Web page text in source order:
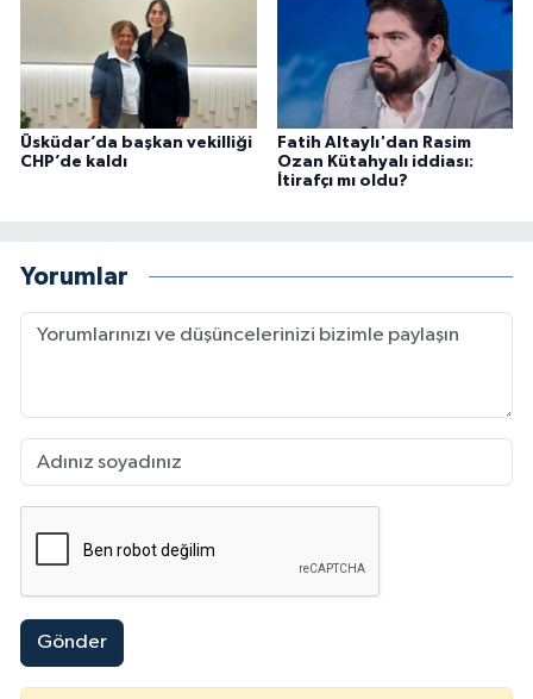
Üsküdar’da başkan vekilliği
CHP’de kaldı
Fatih Altaylı'dan Rasim
Ozan Kütahyalı iddiası:
İtirafçı mı oldu?
Yorumlar
Gönder